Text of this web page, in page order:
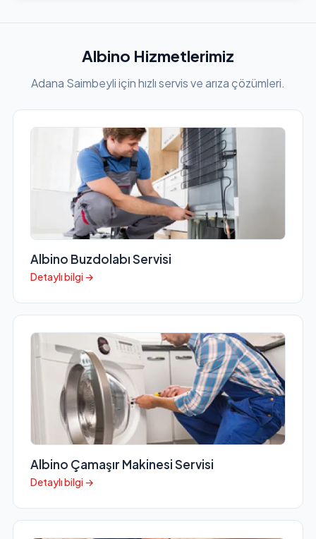
Albino Hizmetlerimiz
Adana Saimbeyli için hızlı servis ve arıza çözümleri.
Albino Buzdolabı Servisi
Detaylı bilgi →
Albino Çamaşır Makinesi Servisi
Detaylı bilgi →